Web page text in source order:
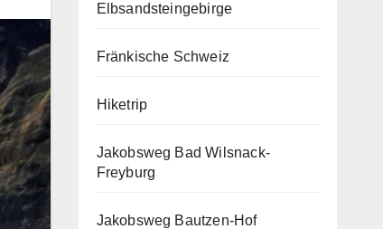
Elbsandsteingebirge
Fränkische Schweiz
Hiketrip
Jakobsweg Bad Wilsnack-
Freyburg
Jakobsweg Bautzen-Hof